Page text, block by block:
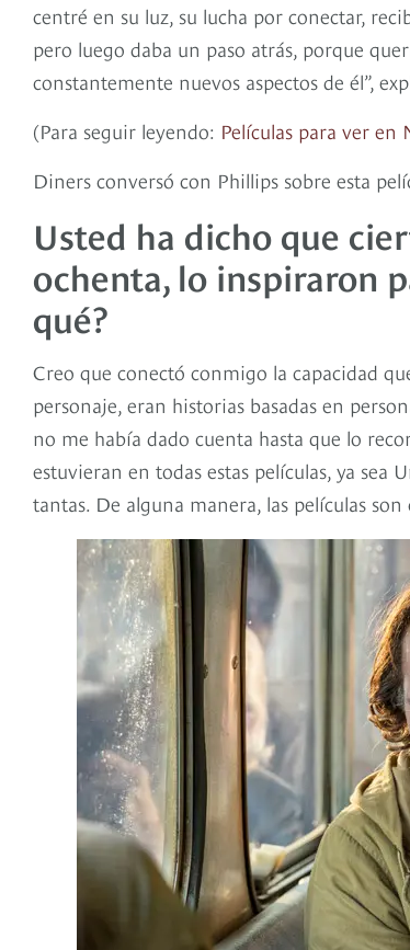
centré en su luz, su lucha por conectar,
pero luego daba un paso atrás, porque
constantemente nuevos aspectos de él”,
(Para seguir leyendo: Películas para ver
Diners conversó con Phillips sobre esta
Usted ha dicho que
ochenta, lo inspiraron
qué?
Creo que conectó conmigo la capacidad
personaje, eran historias basadas en
no me había dado cuenta hasta que lo
estuvieran en todas estas películas, ya
tantas. De alguna manera, las películas